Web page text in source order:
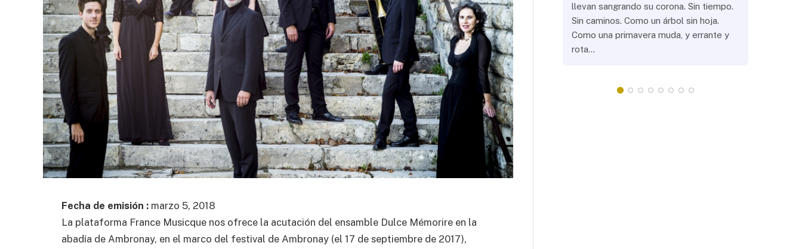
Fecha de emisión : marzo 5, 2018
La plataforma France Musicque nos ofrece la acutación del ensamble Dulce Mémorire en la
abadía de Ambronay, en el marco del festival de Ambronay (el 17 de septiembre de 2017),
al cuerpo.
llevan sangrando su corona. Sin tiempo.
Sin caminos. Como un árbol sin hoja.
Como una primavera muda, y errante y
rota…